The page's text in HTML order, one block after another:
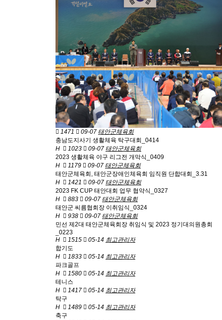
1471 09-07 태안군체육회
충남도지사기 생활체육 탁구대회_0414
H
1023 09-07 태안군체육회
2023 생활체육 야구 리그전 개막식_0409
H
1179 09-07 태안군체육회
태안군체육회, 태안군장애인체육회 임직원 단합대회_3.31
H
1421 09-07 태안군체육회
2023 FK CUP 태안대회 업무 협약식_0327
H
883 09-07 태안군체육회
태안군 씨름협회장 이취임식_0324
H
938 09-07 태안군체육회
민선 제2대 태안군체육회장 취임식 및 2023 정기대의원총회
_0223
H
1515 05-14 최고관리자
합기도
H
1833 05-14 최고관리자
파크골프
H
1580 05-14 최고관리자
테니스
H
1417 05-14 최고관리자
탁구
H
1489 05-14 최고관리자
축구